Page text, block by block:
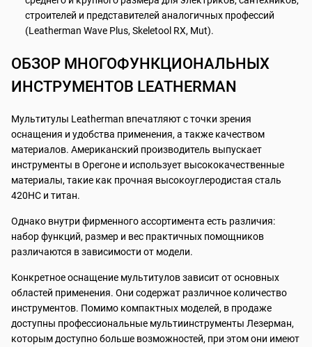
строителей и представителей аналогичных профессий
(Leatherman Wave Plus, Skeletool RX, Mut).
ОБЗОР МНОГОФУНКЦИОНАЛЬНЫХ
ИНСТРУМЕНТОВ LEATHERMAN
Мультитулы Leatherman впечатляют с точки зрения
оснащения и удобства применения, а также качеством
материалов. Американский производитель выпускает
инструменты в Орегоне и использует высококачественные
материалы, такие как прочная высокоуглеродистая сталь
420HC и титан.
Однако внутри фирменного ассортимента есть различия:
набор функций, размер и вес практичных помощников
различаются в зависимости от модели.
Конкретное оснащение мультитулов зависит от основных
областей применения. Они содержат различное количество
инструментов. Помимо компактных моделей, в продаже
доступны профессиональные мультиинструменты Лезерман,
которым доступно больше возможностей, при этом они имеют